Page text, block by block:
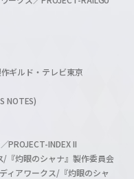
ギルド・テレビ東京
NOTES)
PROJECT-INDEX II
『灼眼のシャナ』製作委員会
ィアワークス/『灼眼のシャ